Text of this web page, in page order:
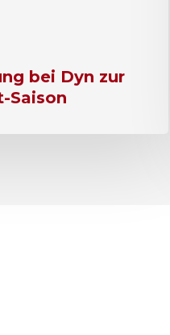
bei Dyn zur
Saison